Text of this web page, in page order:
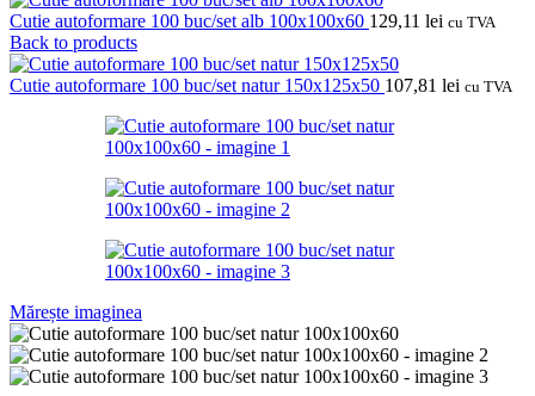
Cutie autoformare 100 buc/set alb 100x100x60 129,11 lei cu TVA
Back to products
Cutie autoformare 100 buc/set natur 150x125x50 107,81 lei cu TVA
Mărește imaginea